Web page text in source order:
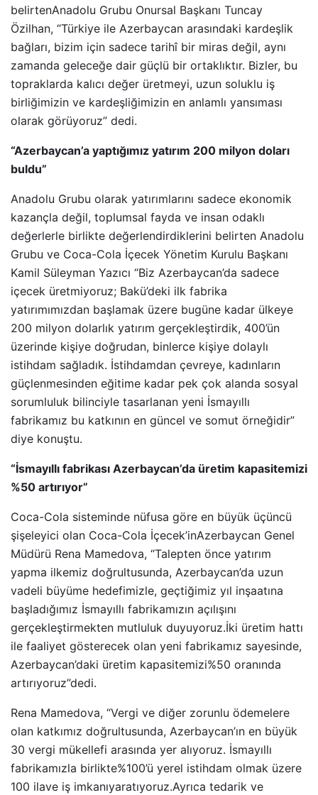
belirtenAnadolu Grubu Onursal Başkanı Tuncay
Özilhan, “Türkiye ile Azerbaycan arasındaki kardeşlik
bağları, bizim için sadece tarihî bir miras değil, aynı
zamanda geleceğe dair güçlü bir ortaklıktır. Bizler, bu
topraklarda kalıcı değer üretmeyi, uzun soluklu iş
birliğimizin ve kardeşliğimizin en anlamlı yansıması
olarak görüyoruz” dedi.
“Azerbaycan’a yaptığımız yatırım 200 milyon doları
buldu”
Anadolu Grubu olarak yatırımlarını sadece ekonomik
kazançla değil, toplumsal fayda ve insan odaklı
değerlerle birlikte değerlendirdiklerini belirten Anadolu
Grubu ve Coca-Cola İçecek Yönetim Kurulu Başkanı
Kamil Süleyman Yazıcı “Biz Azerbaycan’da sadece
içecek üretmiyoruz; Bakü’deki ilk fabrika
yatırımımızdan başlamak üzere bugüne kadar ülkeye
200 milyon dolarlık yatırım gerçekleştirdik, 400’ün
üzerinde kişiye doğrudan, binlerce kişiye dolaylı
istihdam sağladık. İstihdamdan çevreye, kadınların
güçlenmesinden eğitime kadar pek çok alanda sosyal
sorumluluk bilinciyle tasarlanan yeni İsmayıllı
fabrikamız bu katkının en güncel ve somut örneğidir”
diye konuştu.
“İsmayıllı fabrikası Azerbaycan’da üretim kapasitemizi
%50 artırıyor”
Coca-Cola sisteminde nüfusa göre en büyük üçüncü
şişeleyici olan Coca-Cola İçecek’inAzerbaycan Genel
Müdürü Rena Mamedova, “Talepten önce yatırım
yapma ilkemiz doğrultusunda, Azerbaycan’da uzun
vadeli büyüme hedefimizle, geçtiğimiz yıl inşaatına
başladığımız İsmayıllı fabrikamızın açılışını
gerçekleştirmekten mutluluk duyuyoruz.İki üretim hattı
ile faaliyet gösterecek olan yeni fabrikamız sayesinde,
Azerbaycan’daki üretim kapasitemizi%50 oranında
artırıyoruz”dedi.
Rena Mamedova, “Vergi ve diğer zorunlu ödemelere
olan katkımız doğrultusunda, Azerbaycan’ın en büyük
30 vergi mükellefi arasında yer alıyoruz. İsmayıllı
fabrikamızla birlikte%100’ü yerel istihdam olmak üzere
100 ilave iş imkanıyaratıyoruz.Ayrıca tedarik ve